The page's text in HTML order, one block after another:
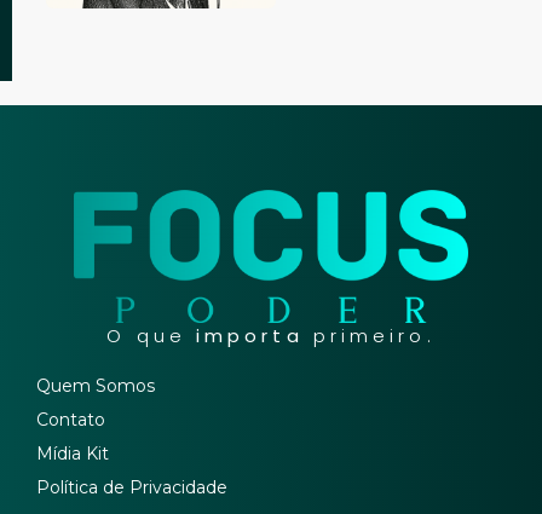
O que importa primeiro.
Quem Somos
Contato
Mídia Kit
Política de Privacidade